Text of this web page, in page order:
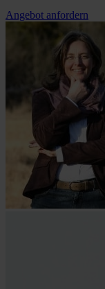
Angebot anfordern